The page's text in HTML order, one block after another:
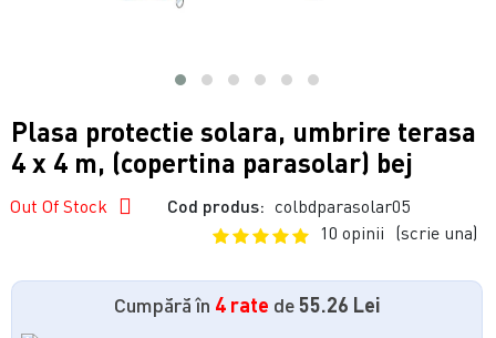
Plasa protectie solara, umbrire terasa
4 x 4 m, (copertina parasolar) bej
Out Of Stock Cod produs: colbdparasolar05
10 opinii (scrie una)
Cumpără în 4 rate de55.26 Lei